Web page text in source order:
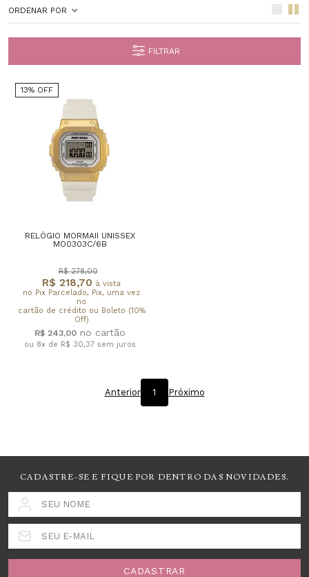
ORDENAR POR
FILTRAR
13% OFF
RELÓGIO MORMAII UNISSEX
MO0303C/6B
R$ 218,70 à vista
no Pix Parcelado, Pix, uma vez
no
cartão de crédito ou Boleto (10%
Off)
R$ 278,00
R$ 243,00
ou 8x de R$ 30,37 sem juros
Anterior 1 Próximo
CADASTRE-SE E FIQUE POR DENTRO DAS NOVIDADES.
SEU NOME
SEU E-MAIL
CADASTRAR